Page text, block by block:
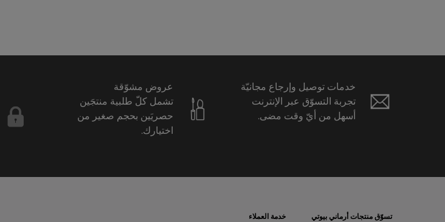
خدمات توصيل وإرجاع مجانيّة
تجربة التسوّق عبر الإنترنت
أسهل من أيّ وقت مضى.
عروض مشوّقة
تشمل كلّ طلبية منتجَين
حصريَين بحجم صغير من
اختيارك.
تسوّق منتجات أرماني بيوتي خدمة العملاء